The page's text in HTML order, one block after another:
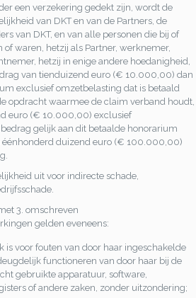
een verzekering gedekt zijn, wordt de
van DKT en van de Partners, de
van DKT, en van alle personen die bij of
of waren, hetzij als Partner, werknemer,
hetzij in enige andere hoedanigheid,
van tienduizend euro (€ 10.000,00) dan
exclusief omzetbelasting dat is betaald
opdracht waarmee de claim verband houdt,
euro (€ 10.000,00) exclusief
gelijk aan dit betaalde honorarium
duizend euro (€ 100.000,00)
uit voor indirecte schade,
3. omschreven
gelden eveneens:
is voor fouten van door haar ingeschakelde
functioneren van door haar bij de
gebruikte apparatuur, software,
of andere zaken, zonder uitzondering;